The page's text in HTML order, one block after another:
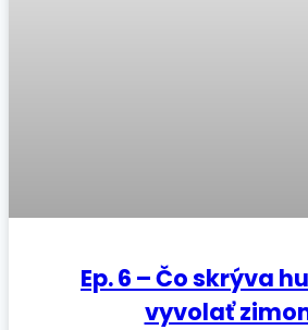
Ep. 6 – Čo skrýva
vyvolať